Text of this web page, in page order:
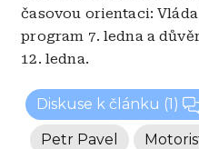
časovou orientaci:
program 7. ledna a
12. ledna.
Diskuse k článku (1)
Petr Pavel